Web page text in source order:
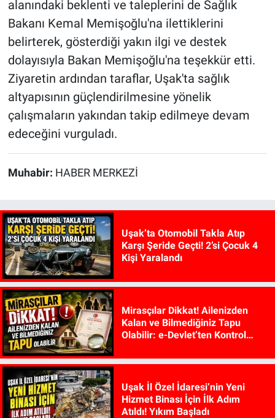
alanındaki beklenti ve taleplerini de Sağlık
Bakanı Kemal Memişoğlu'na ilettiklerini
belirterek, gösterdiği yakın ilgi ve destek
dolayısıyla Bakan Memişoğlu'na teşekkür etti.
Ziyaretin ardından taraflar, Uşak'ta sağlık
altyapısının güçlendirilmesine yönelik
çalışmaların yakından takip edilmeye devam
edeceğini vurguladı.
Muhabir: HABER MERKEZİ
Uşak’ta Otomobil Takla Atıp
Karşı Şeride Geçti! 2’si Çocuk 4
Kişi Yaralandı
Mirasçılar Dikkat! Ailenizden
Kalan ve Bilmediğiniz Tapu
Olabilir: e-Devlet’ten Kontrol
Uşak İl Özel İdaresi’nin Yeni
Hizmet Binası İçin İlk Adım
Atıldı! Yıkım Başladı